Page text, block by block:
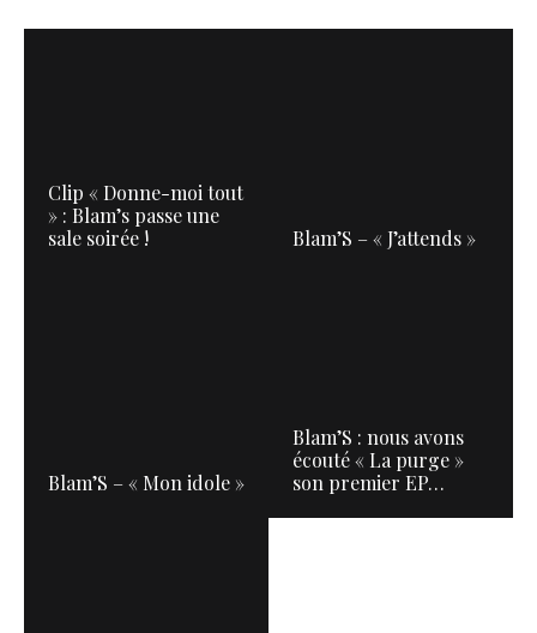
Clip « Donne-moi tout
» : Blam’s passe une
sale soirée !
Blam’S – « J’attends »
Blam’S – « Mon idole »
Blam’S : nous avons
écouté « La purge »
son premier EP…